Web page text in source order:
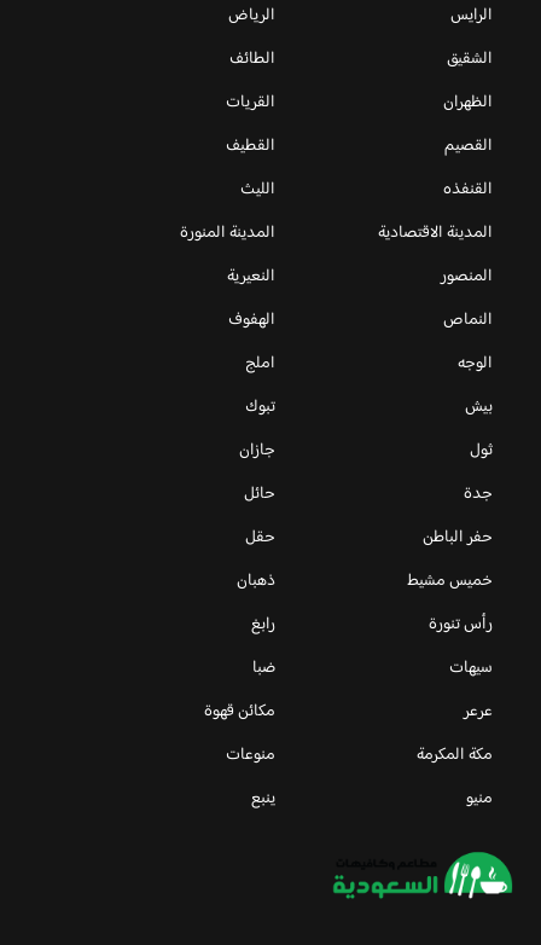
الرايس
الرياض
الشقيق
الطائف
الظهران
القريات
القصيم
القطيف
القنفذه
الليث
المدينة الاقتصادية
المدينة المنورة
المنصور
النعيرية
النماص
الهفوف
الوجه
املج
بيش
تبوك
ثول
جازان
جدة
حائل
حفر الباطن
حقل
خميس مشيط
ذهبان
رأس تنورة
رابغ
سيهات
ضبا
عرعر
مكائن قهوة
مكة المكرمة
منوعات
منيو
ينبع